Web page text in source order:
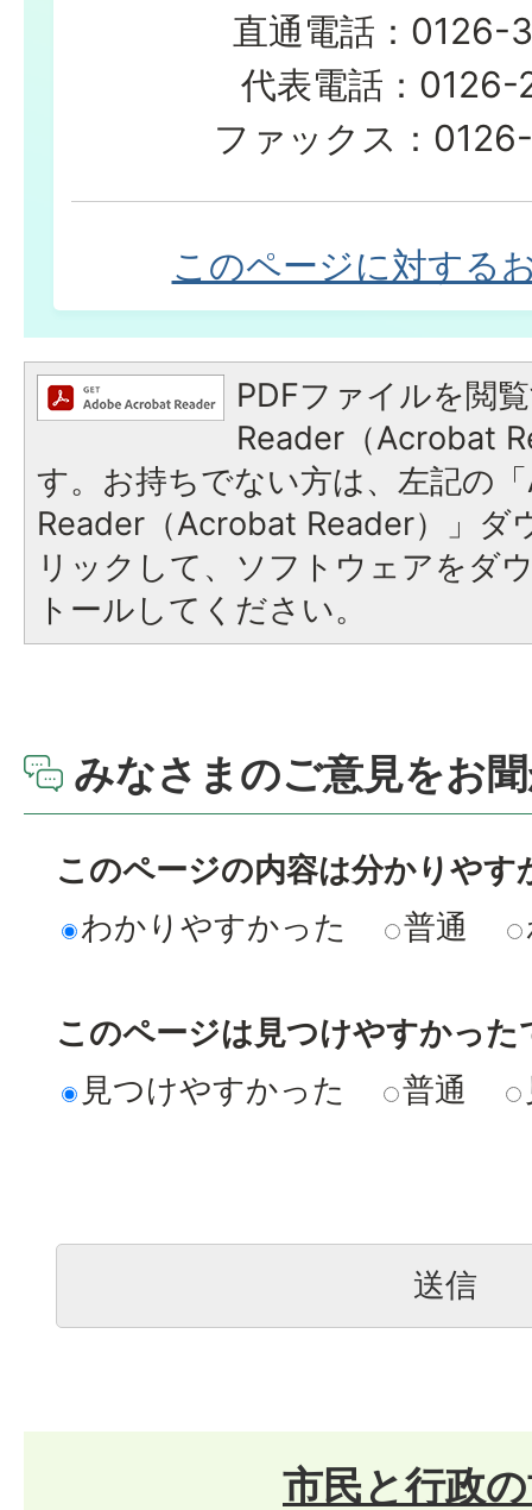
直通電話：0126-
代表電話：0126-
ファックス：
このページに対する
PDFファイルを閲
Reader（Acrobat
す。お持ちでない方は、左記の
Reader（Acrobat Reader）」ダ
リックして、ソフトウェアをダ
トールしてください。
みなさまのご意見をお
このページの内容は分かりやす
わかりやすかった
普通
このページは見つけやすかった
見つけやすかった
普通
市民と行政